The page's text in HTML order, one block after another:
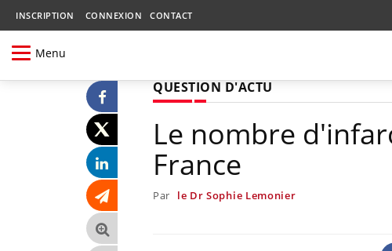
INSCRIPTION CONNEXION CONTACT
Menu
QUESTION D'ACTU
Le nombre
France
Par le Dr Sophie Lemonier